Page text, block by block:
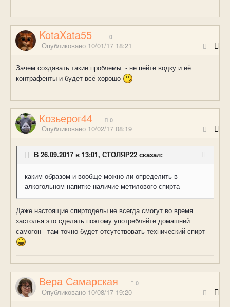
KotaXata55 0
Опубликовано 10/01/17 18:21
Зачем создавать такие проблемы - не пейте водку и её
контрафенты и будет всё хорошо
Козьерог44 0
Опубликовано 10/02/17 08:19
В 26.09.2017 в 13:01, СТОЛЯР22 сказал:
каким образом и вообще можно ли определить в
алкогольном напитке наличие метилового спирта
Даже настоящие спиртоделы не всегда смогут во время
застолья это сделать поэтому употребляйте домашний
самогон - там точно будет отсутствовать технический спирт
Вера Самарская 0
Опубликовано 10/08/17 19:20